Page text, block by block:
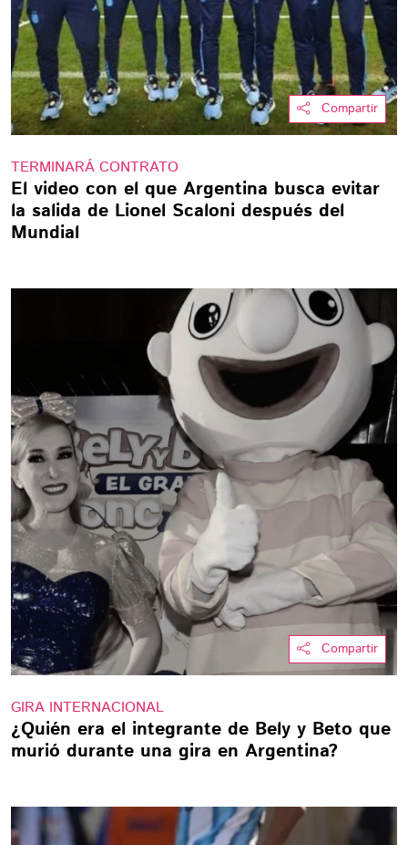
Compartir
TERMINARÁ CONTRATO
El video con el que Argentina busca evitar
la salida de Lionel Scaloni después del
Mundial
Compartir
GIRA INTERNACIONAL
¿Quién era el integrante de Bely y Beto que
murió durante una gira en Argentina?